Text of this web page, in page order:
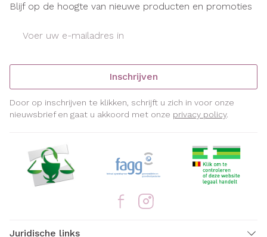
Blijf op de hoogte van nieuwe producten en promoties
Inschrijven
Door op inschrijven te klikken, schrijft u zich in voor onze
nieuwsbrief en gaat u akkoord met onze privacy policy.
Juridische links